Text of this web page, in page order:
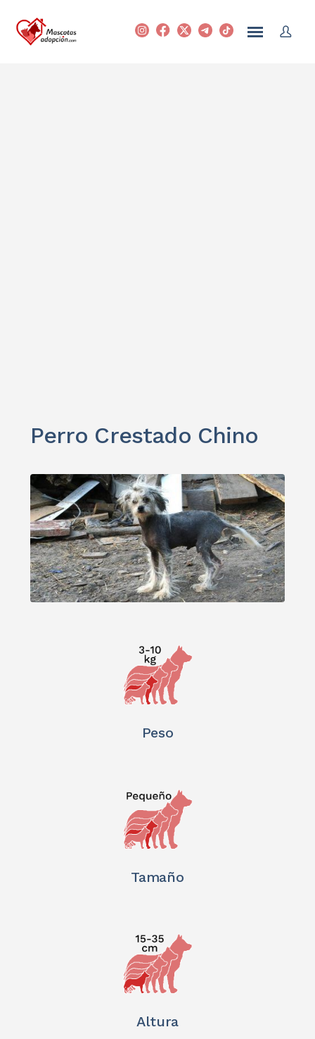
Perro Crestado Chino
Peso
Tamaño
Altura